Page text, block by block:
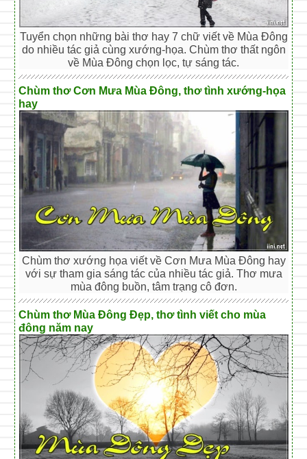
Tuyển chọn những bài thơ hay 7 chữ viết về Mùa Đông
do nhiều tác giả cùng xướng-họa. Chùm thơ thất ngôn
về Mùa Đông chọn lọc, tự sáng tác.
Chùm thơ Cơn Mưa Mùa Đông, thơ tình xướng-họa
hay
Chùm thơ xướng họa viết về Cơn Mưa Mùa Đông hay
với sự tham gia sáng tác của nhiều tác giả. Thơ mưa
mùa đông buồn, tâm trạng cô đơn.
Chùm thơ Mùa Đông Đẹp, thơ tình viết cho mùa
đông năm nay